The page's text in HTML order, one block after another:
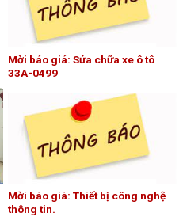
Mời báo giá: Sửa chữa xe ô tô
33A-0499
Mời báo giá: Thiết bị công nghệ
thông tin.